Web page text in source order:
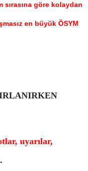
göre kolaydan
en büyük ÖSYM
uyarılar,